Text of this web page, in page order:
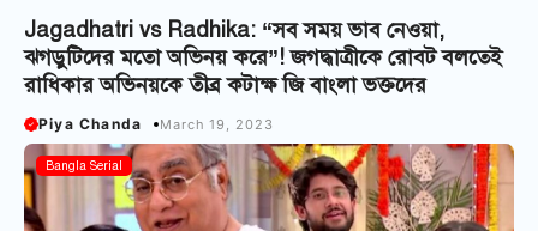
Jagadhatri vs Radhika: “সব সময় ভাব নেওয়া,
ঝগড়ুটিদের মতো অভিনয় করে”! জগদ্ধাত্রীকে রোবট বলতেই
রাধিকার অভিনয়কে তীব্র কটাক্ষ জি বাংলা ভক্তদের
Piya Chanda March 19, 2023
Bangla Serial